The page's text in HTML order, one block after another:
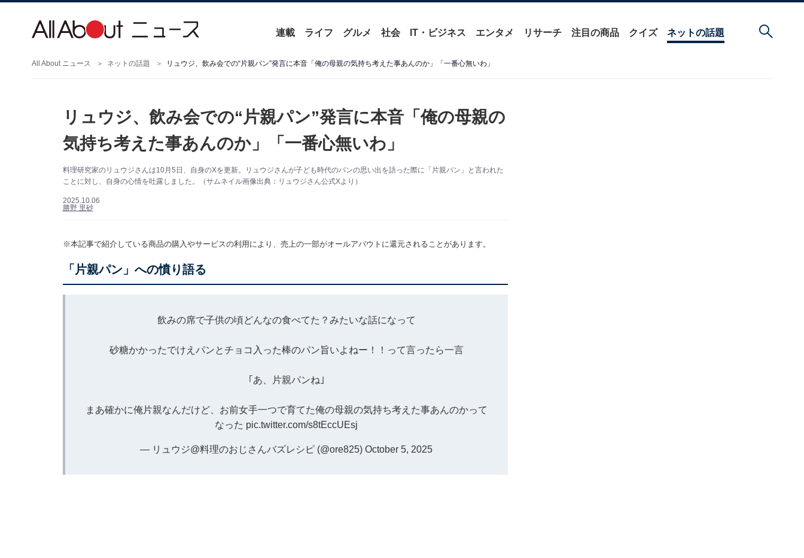
連載 ライフ グルメ 社会 IT・ビジネス エンタメ リサーチ 注目の商品 クイズ ネットの話題
All About ニュース ネットの話題 リュウジ、飲み会での“片親パン”発言に本音「俺の母親の気持ち考えた事あんのか」「一番心無いわ」
リュウジ、飲み会での“片親パン”発言に本音「俺の母親の
気持ち考えた事あんのか」「一番心無いわ」
料理研究家のリュウジさんは10月5日、自身のXを更新。リュウジさんが子ども時代のパンの思い出を語った際に「片親パン」と言われた
ことに対し、自身の心情を吐露しました。（サムネイル画像出典：リュウジさん公式Xより）
2025.10.06
勝野 里砂
※本記事で紹介している商品の購入やサービスの利用により、売上の一部がオールアバウトに還元されることがあります。
「片親パン」への憤り語る
飲みの席で子供の頃どんなの食べてた？みたいな話になって
砂糖かかったでけえパンとチョコ入った棒のパン旨いよねー！！って言ったら一言
｢あ、片親パンね｣
まあ確かに俺片親なんだけど、お前女手一つで育てた俺の母親の気持ち考えた事あんのかって
なった pic.twitter.com/s8tEccUEsj
— リュウジ@料理のおじさんバズレシピ (@ore825) October 5, 2025